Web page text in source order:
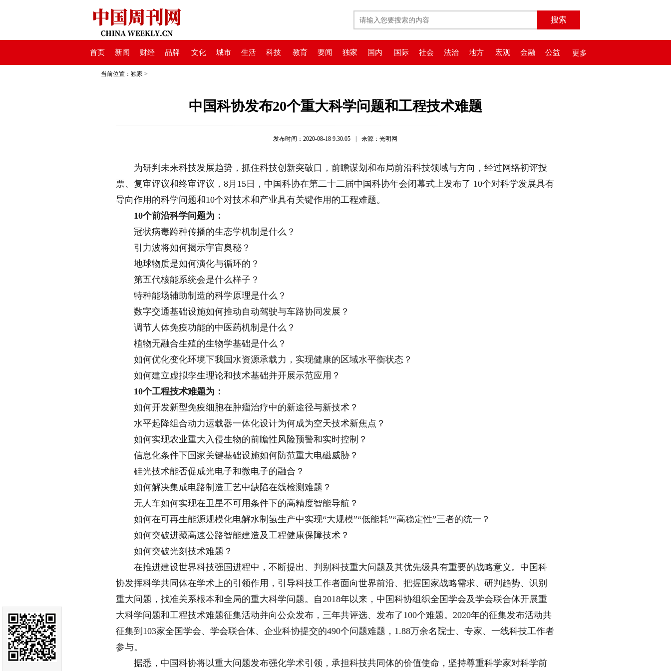
首页 新闻 财经 品牌 文化 城市 生活 科技 教育 要闻 独家 国内 国际 社会 法治 地方 宏观 金融 公益 更多
当前位置： 独家 >
中国科协发布20个重大科学问题和工程技术难题
发布时间：2020-08-18 9:30:05 来源：光明网
为研判未来科技发展趋势，抓住科技创新突破口，前瞻谋划和布局前沿科技领域与方向，经过网络初评投
票、复审评议和终审评议，8月15日，中国科协在第二十二届中国科协年会闭幕式上发布了 10个对科学发展具有
导向作用的科学问题和10个对技术和产业具有关键作用的工程难题。
10个前沿科学问题为：
冠状病毒跨种传播的生态学机制是什么？
引力波将如何揭示宇宙奥秘？
地球物质是如何演化与循环的？
第五代核能系统会是什么样子？
特种能场辅助制造的科学原理是什么？
数字交通基础设施如何推动自动驾驶与车路协同发展？
调节人体免疫功能的中医药机制是什么？
植物无融合生殖的生物学基础是什么？
如何优化变化环境下我国水资源承载力，实现健康的区域水平衡状态？
如何建立虚拟孪生理论和技术基础并开展示范应用？
10个工程技术难题为：
如何开发新型免疫细胞在肿瘤治疗中的新途径与新技术？
水平起降组合动力运载器一体化设计为何成为空天技术新焦点？
如何实现农业重大入侵生物的前瞻性风险预警和实时控制？
信息化条件下国家关键基础设施如何防范重大电磁威胁？
硅光技术能否促成光电子和微电子的融合？
如何解决集成电路制造工艺中缺陷在线检测难题？
无人车如何实现在卫星不可用条件下的高精度智能导航？
如何在可再生能源规模化电解水制氢生产中实现“大规模”“低能耗”“高稳定性”三者的统一？
如何突破进藏高速公路智能建造及工程健康保障技术？
如何突破光刻技术难题？
在推进建设世界科技强国进程中，不断提出、判别科技重大问题及其优先级具有重要的战略意义。中国科
协发挥科学共同体在学术上的引领作用，引导科技工作者面向世界前沿、把握国家战略需求、研判趋势、识别
重大问题，找准关系根本和全局的重大科学问题。自2018年以来，中国科协组织全国学会及学会联合体开展重
大科学问题和工程技术难题征集活动并向公众发布，三年共评选、发布了100个难题。2020年的征集发布活动共
征集到103家全国学会、学会联合体、企业科协提交的490个问题难题，1.88万余名院士、专家、一线科技工作者
参与。
据悉，中国科协将以重大问题发布强化学术引领，承担科技共同体的价值使命，坚持尊重科学家对科学前